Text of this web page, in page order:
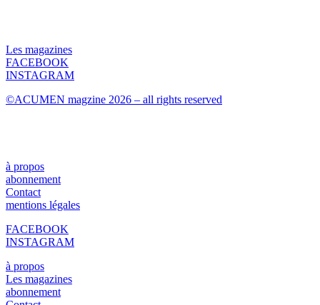
Les magazines
FACEBOOK
INSTAGRAM
©ACUMEN magzine 2026 – all rights reserved
à propos
abonnement
Contact
mentions légales
FACEBOOK
INSTAGRAM
à propos
Les magazines
abonnement